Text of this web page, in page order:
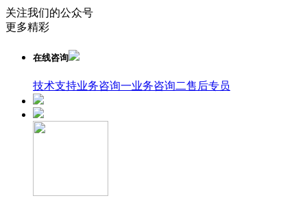
关注我们的公众号
更多精彩
在线咨询
技术支持业务咨询一业务咨询二售后专员